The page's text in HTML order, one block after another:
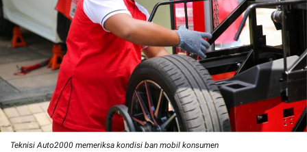
Teknisi Auto2000 memeriksa kondisi ban mobil konsumen